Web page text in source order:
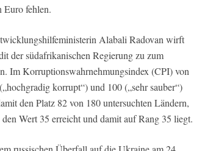
fehlen.
Alabali Radovan wirft
der südafrikanischen Regierung zu zum
Im Korruptionswahrnehmungsindex (CPI) von
korrupt“) und 100 („sehr sauber“)
den Platz 82 von 180 untersuchten Ländern,
Wert 35 erreicht und damit auf Rang 35 liegt.